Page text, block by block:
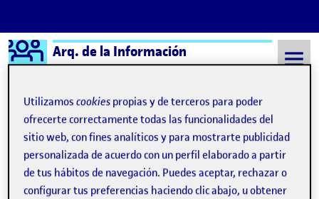
Saltar al contenido
Logo Ágora
Arq. de la Información
Semestre 20211 - Aula 1 9 Diciembre, 2021
9 Diciembre, 2021
Utilizamoscookies propias y de terceros para poder
ofrecerte correctamente todas las funcionalidades del
sitio web, con fines analíticos y para mostrarte publicidad
personalizada de acuerdo con un perfil elaborado a partir
de tus hábitos de navegación. Puedes aceptar, rechazar o
configurar tus preferencias haciendo clic abajo, u obtener